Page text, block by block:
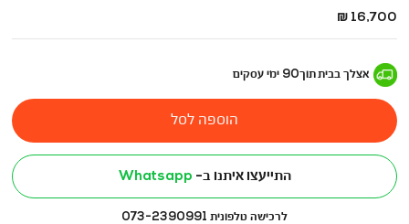
החל
16,700 ₪
אצלך בביתתוך90 ימי עסקים
הוספה לסל
התייעצו איתנו ב- Whatsapp
לרכישה טלפונית 073-2390991